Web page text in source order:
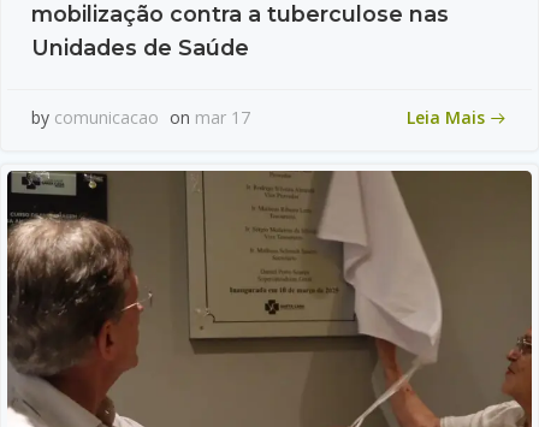
mobilização contra a tuberculose nas
Unidades de Saúde
by comunicacao on mar 17 Leia Mais